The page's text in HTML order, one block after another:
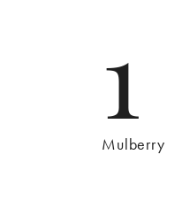
1
Mulberry